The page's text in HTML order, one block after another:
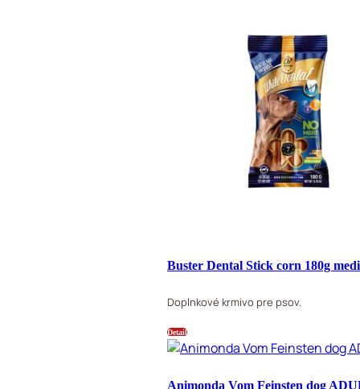
Buster Dental Stick corn 180g
Doplnkové krmivo pre psov.
Detail
Animonda Vom Feinsten dog